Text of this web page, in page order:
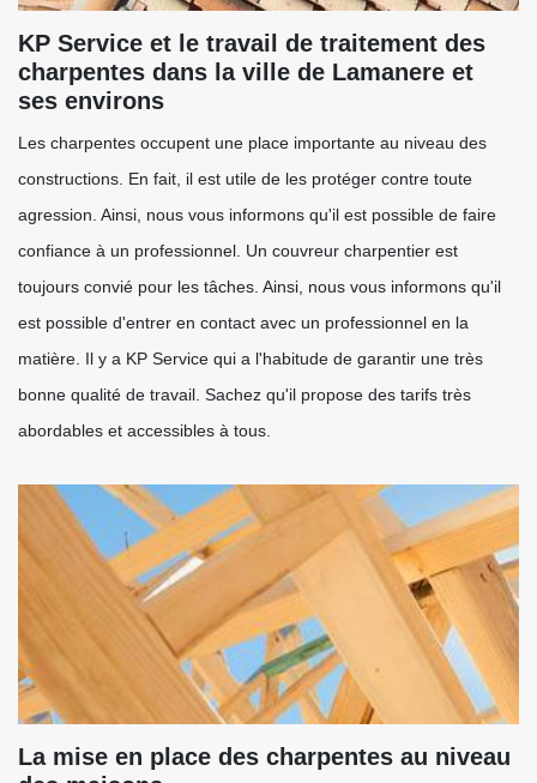
KP Service et le travail de traitement des
charpentes dans la ville de Lamanere et
ses environs
Les charpentes occupent une place importante au niveau des
constructions. En fait, il est utile de les protéger contre toute
agression. Ainsi, nous vous informons qu'il est possible de faire
confiance à un professionnel. Un couvreur charpentier est
toujours convié pour les tâches. Ainsi, nous vous informons qu'il
est possible d'entrer en contact avec un professionnel en la
matière. Il y a KP Service qui a l'habitude de garantir une très
bonne qualité de travail. Sachez qu'il propose des tarifs très
abordables et accessibles à tous.
La mise en place des charpentes au niveau